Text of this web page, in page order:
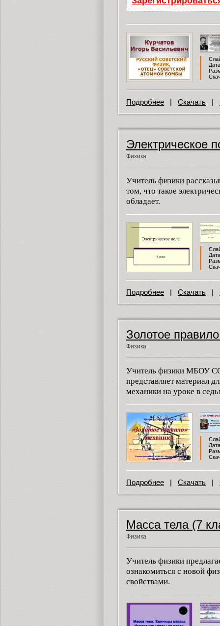
Подробнее | Скачать |
Электрическое
Физика
Учитель физики
том, что такое
обладает.
Подробнее | Скачать |
Золотое
Физика
Учитель физики МБОУ
представляет материал
механики на уроке в
Подробнее | Скачать |
Масса тела (7
Физика
Учитель физики
ознакомиться с новой
свойствами.